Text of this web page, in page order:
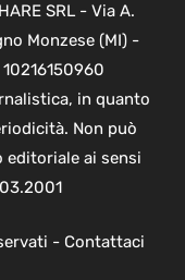
SRL - Via A.
Monzese (MI) -
in quanto
Non può
ai sensi
- Contattaci